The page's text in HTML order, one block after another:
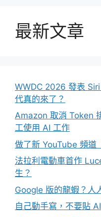
最新文章
WWDC 2026 發表
代真的來了？
Amazon 取消 Token
工使用 AI 工作
做了新 YouTube 頻道
法拉利電動車首作
生？
Google 版的龍蝦？人
自己動手寫，不要貼